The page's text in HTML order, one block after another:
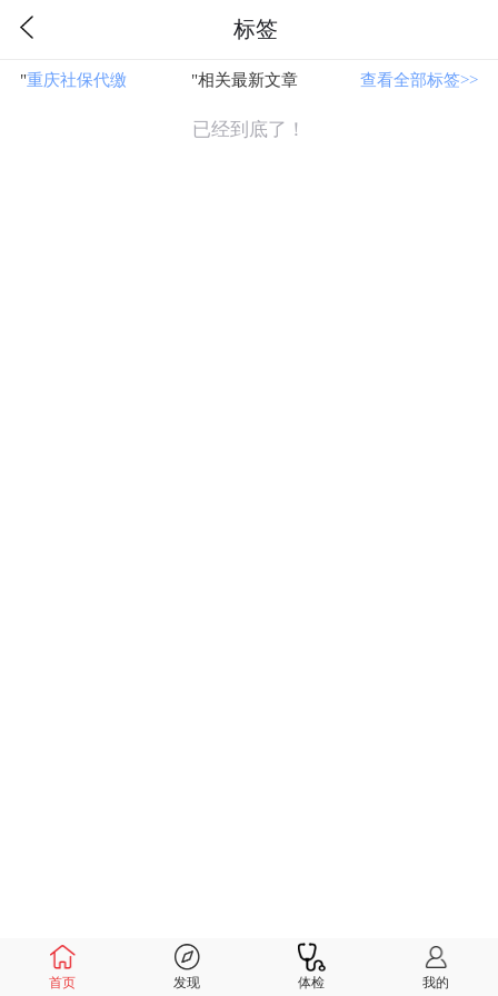
标签
"重庆社保代缴 "相关最新文章 查看全部标签>>
已经到底了！
首页 发现 体检 我的